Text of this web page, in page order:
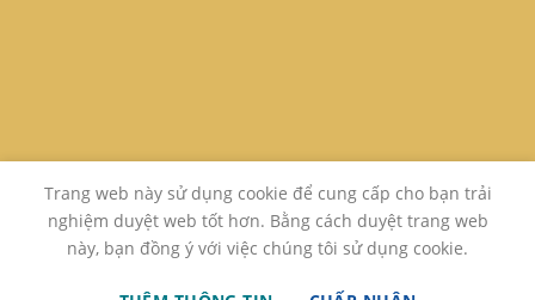
Trang web này sử dụng cookie để cung cấp cho bạn trải
nghiệm duyệt web tốt hơn. Bằng cách duyệt trang web
này, bạn đồng ý với việc chúng tôi sử dụng cookie.